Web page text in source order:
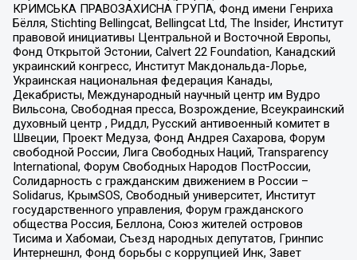
КРИМСЬКА ПРАВОЗАХИСНА ГРУПА, Фонд имени Генриха
Бёлля, Stichting Bellingcat, Bellingcat Ltd, The Insider, Институт
правовой инициативы Центральной и Восточной Европы,
Фонд Открытой Эстонии, Calvert 22 Foundation, Канадский
украинский конгресс, Институт Макдональда-Лорье,
Украинская национальная федерация Канады,
Декабристы, Международный научный центр им Вудро
Вильсона, Свободная пресса, Возрождение, Всеукраинский
духовный центр , Риддл, Русский антивоенный комитет в
Швеции, Проект Медуза, Фонд Андрея Сахарова, Форум
свободной России, Лига Свободных Наций, Transparеncy
International, Форум Свободных Народов ПостРоссии,
Солидарность с гражданским движением в России –
Solidarus, КрымSOS, Свободный университет, Институт
государственного управления, Форум гражданского
общества Россия, Беллона, Союз жителей островов
Тисима и Хабомаи, Съезд народных депутатов, Гринпис
Интернешнл, Фонд борьбы с коррупцией Инк, Завет